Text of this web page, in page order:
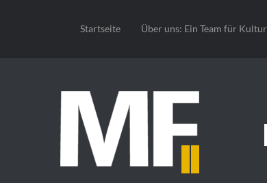
Startseite Über uns: Ein Team für Kultur